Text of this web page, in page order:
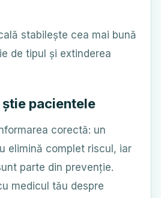
stabilește cea mai bună
de tipul și extinderea
știe pacientele
corectă: un
elimină complet riscul, iar
parte din prevenție.
medicul tău despre